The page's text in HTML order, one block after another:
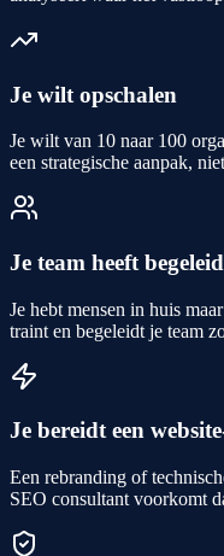
Je wilt opschalen
Je wilt van 10 naar 100
een strategische aanpak,
Je team heeft
Je hebt mensen in huis
traint en begeleidt je team
Je bereidt een
Een rebranding of
SEO consultant voorkomt